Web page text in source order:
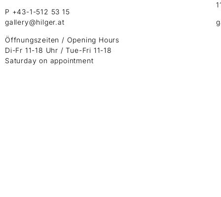
P +43-1-512 53 15
gallery@hilger.at
Öffnungszeiten / Opening Hours
Di-Fr 11-18 Uhr / Tue-Fri 11-18
Saturday on appointment